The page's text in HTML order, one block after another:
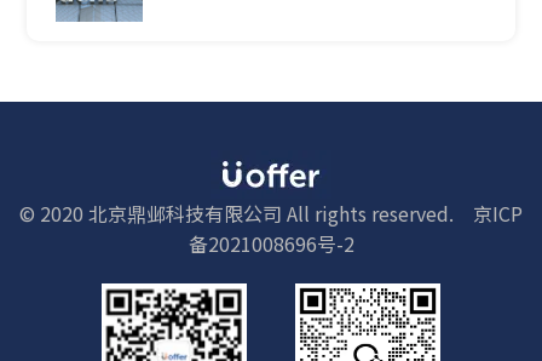
© 2020 北京鼎邺科技有限公司 All rights reserved.
京ICP
备2021008696号-2